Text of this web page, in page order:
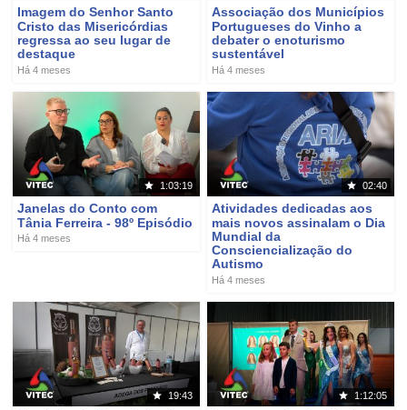
Imagem do Senhor Santo
Cristo das Misericórdias
regressa ao seu lugar de
destaque
Há 4 meses
Associação dos Municípios
Portugueses do Vinho a
debater o enoturismo
sustentável
Há 4 meses
1:03:19
Janelas do Conto com
Tânia Ferreira - 98º Episódio
Há 4 meses
02:40
Atividades dedicadas aos
mais novos assinalam o Dia
Mundial da
Consciencialização do
Autismo
Há 4 meses
19:43 1:12:05